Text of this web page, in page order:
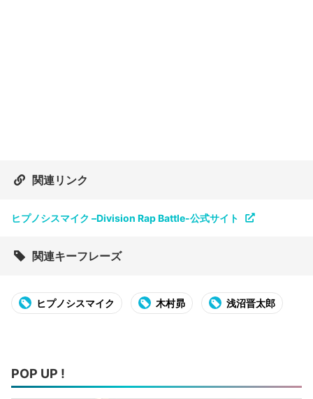
関連リンク
ヒプノシスマイク –Division Rap Battle-公式サイト
関連キーフレーズ
ヒプノシスマイク 木村昴 浅沼晋太郎
POP UP !